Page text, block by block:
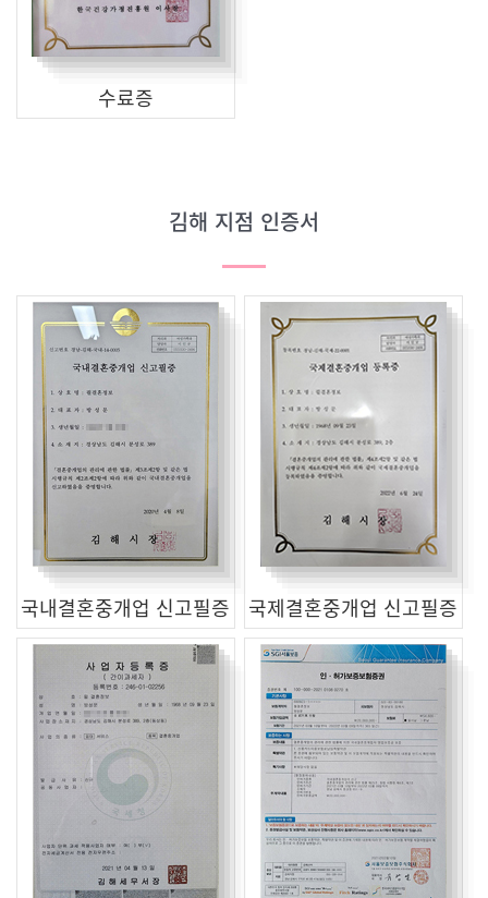
수료증
김해 지점 인증서
국내결혼중개업 신고필증 국제결혼중개업 신고필증